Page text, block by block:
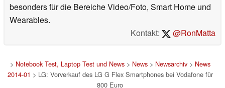
besonders für die Bereiche Video/Foto, Smart Home und
Wearables.
Kontakt:
@RonMatta
> Notebook Test, Laptop Test und News> News> Newsarchiv> News
2014-01 > LG: Vorverkauf des LG G Flex Smartphones bei Vodafone für
800 Euro